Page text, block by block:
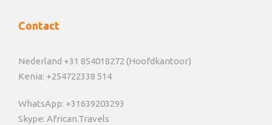
Contact
Nederland +31 854018272 (Hoofdkantoor)
Kenia: +254722338 514
WhatsApp: +31639203293
Skype: African.Travels